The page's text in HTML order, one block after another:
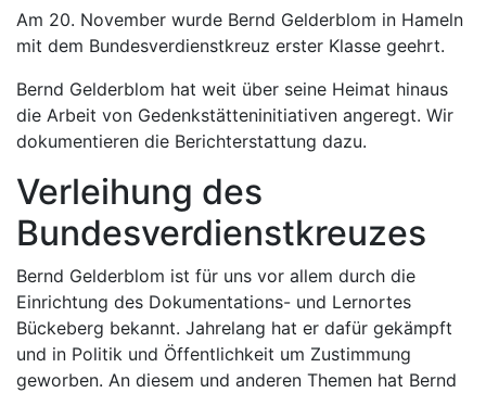
Am 20. November wurde Bernd Gelderblom in Hameln
mit dem Bundesverdienstkreuz erster Klasse geehrt.
Bernd Gelderblom hat weit über seine Heimat hinaus
die Arbeit von Gedenkstätteninitiativen angeregt. Wir
dokumentieren die Berichterstattung dazu.
Verleihung des
Bundesverdienstkreuzes
Bernd Gelderblom ist für uns vor allem durch die
Einrichtung des Dokumentations- und Lernortes
Bückeberg bekannt. Jahrelang hat er dafür gekämpft
und in Politik und Öffentlichkeit um Zustimmung
geworben. An diesem und anderen Themen hat Bernd